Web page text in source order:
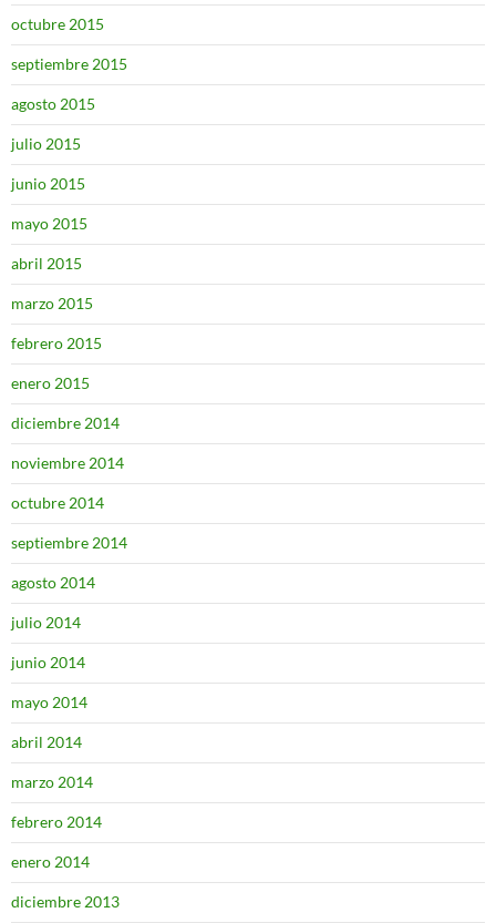
octubre 2015
septiembre 2015
agosto 2015
julio 2015
junio 2015
mayo 2015
abril 2015
marzo 2015
febrero 2015
enero 2015
diciembre 2014
noviembre 2014
octubre 2014
septiembre 2014
agosto 2014
julio 2014
junio 2014
mayo 2014
abril 2014
marzo 2014
febrero 2014
enero 2014
diciembre 2013